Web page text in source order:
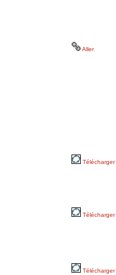
Aller
Télécharger
Télécharger
Télécharger